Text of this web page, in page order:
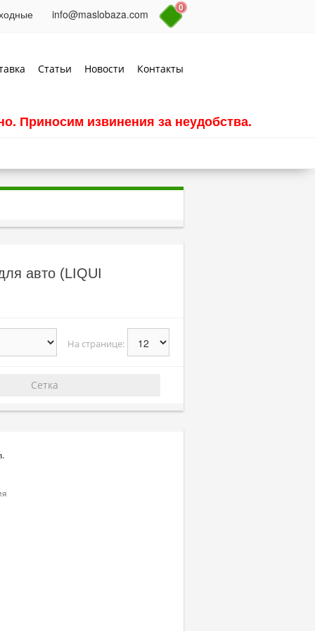
info@maslobaza.com 0
Статьи Новости Контакты
Приносим извинения за неудобства.
авто (LIQUI
На странице:
Сетка